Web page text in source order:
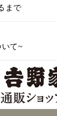
まで
いて~